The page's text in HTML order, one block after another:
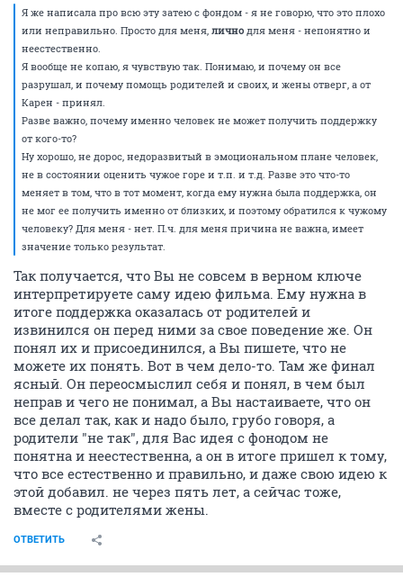
Я же написала про всю эту затею с фондом - я не говорю, что это плохо
или неправильно. Просто для меня, лично для меня - непонятно и
неестественно.
Я вообще не копаю, я чувствую так. Понимаю, и почему он все
разрушал, и почему помощь родителей и своих, и жены отверг, а от
Карен - принял.
Разве важно, почему именно человек не может получить поддержку
от кого-то?
Ну хорошо, не дорос, недоразвитый в эмоциональном плане человек,
не в состоянии оценить чужое горе и т.п. и т.д. Разве это что-то
меняет в том, что в тот момент, когда ему нужна была поддержка, он
не мог ее получить именно от близких, и поэтому обратился к чужому
человеку? Для меня - нет. П.ч. для меня причина не важна, имеет
значение только результат.
Так получается, что Вы не совсем в верном ключе
интерпретируете саму идею фильма. Ему нужна в
итоге поддержка оказалась от родителей и
извинился он перед ними за свое поведение же. Он
понял их и присоединился, а Вы пишете, что не
можете их понять. Вот в чем дело-то. Там же финал
ясный. Он переосмыслил себя и понял, в чем был
неправ и чего не понимал, а Вы настаиваете, что он
все делал так, как и надо было, грубо говоря, а
родители "не так", для Вас идея с фонодом не
понятна и неестественна, а он в итоге пришел к тому,
что все естественно и правильно, и даже свою идею к
этой добавил. не через пять лет, а сейчас тоже,
вместе с родителями жены.
ОТВЕТИТЬ